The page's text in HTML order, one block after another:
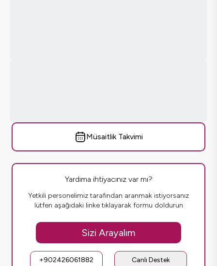
Müsaitlik Takvimi
Yardıma ihtiyacınız var mı?
Yetkili personelimiz tarafından aranmak istiyorsanız
lütfen aşağıdaki linke tıklayarak formu doldurun
Sizi Arayalım
+902426061882 Canlı Destek